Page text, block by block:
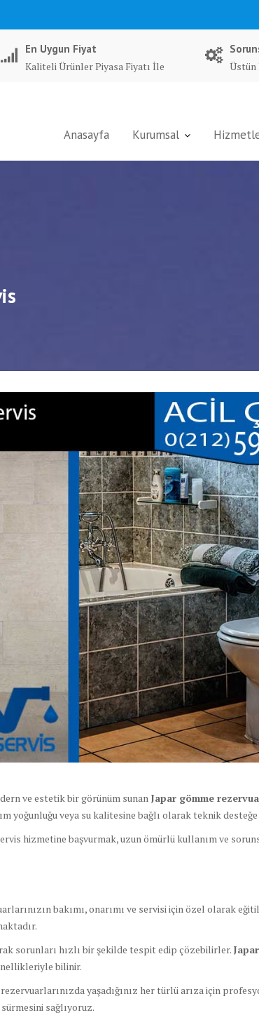
En Uygun Fiyat
Kaliteli Ürünler Piyasa Fiyatı İle
Üstün
Anasayfa Kurumsal
ve estetik bir görünüm sunan Japar gömme
yoğunluğu veya su kalitesine bağlı olarak teknik
hizmetine başvurmak, uzun ömürlü kullanım ve
bakımı, onarımı ve servisi için özel olarak
sorunları hızlı bir şekilde tespit edip çözebilirler.
bilinir.
yaşadığınız her türlü arıza için
sağlıyoruz.